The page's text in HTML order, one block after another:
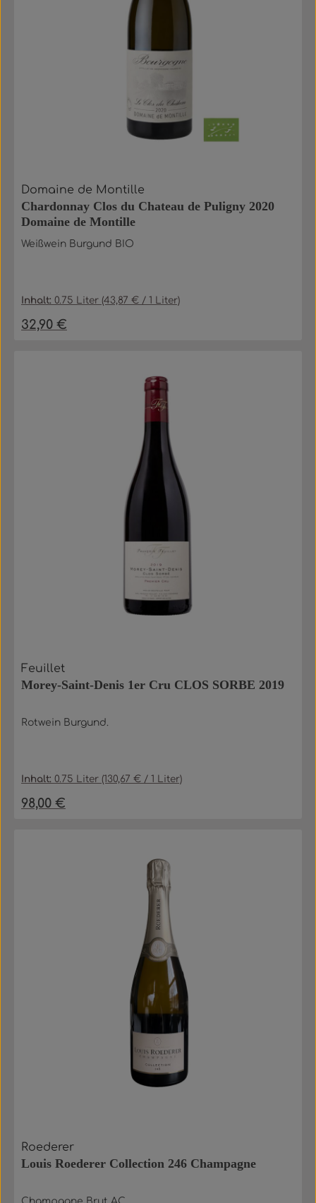
Domaine de Montille
Chardonnay Clos du Chateau de Puligny 2020
Domaine de Montille
Weißwein Burgund BIO
Inhalt:0.75 Liter (43,87 € / 1 Liter)
Regulärer Preis:
32,90 €
Feuillet
Morey-Saint-Denis 1er Cru CLOS SORBE 2019
Rotwein Burgund.
Inhalt:0.75 Liter (130,67 € / 1 Liter)
Regulärer Preis:
98,00 €
Roederer
Louis Roederer Collection 246 Champagne